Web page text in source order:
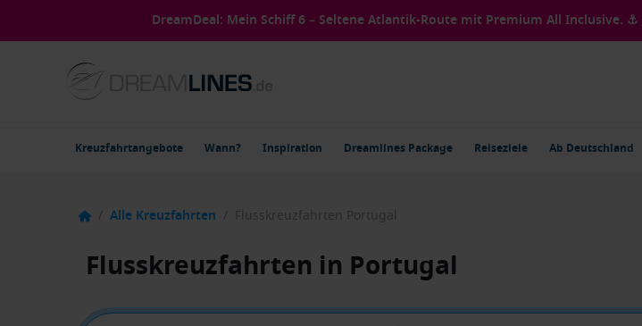
DreamDeal: Mein Schiff 6 – Seltene Atlantik-Route mit Premium All Inclusive. ⚓
Kreuzfahrtangebote Wann? Inspiration Dreamlines Package Reiseziele Ab Deutschland
/ Alle Kreuzfahrten / Flusskreuzfahrten Portugal
Flusskreuzfahrten in Portugal